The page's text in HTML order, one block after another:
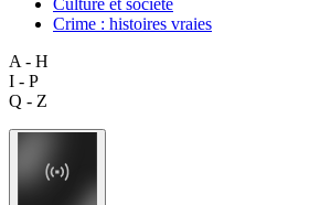
Culture et société
Crime : histoires vraies
A - H
I - P
Q - Z